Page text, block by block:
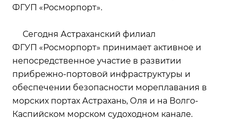
ФГУП «Росморпорт».
Сегодня Астраханский филиал
ФГУП «Росморпорт» принимает активное и
непосредственное участие в развитии
прибрежно-портовой инфраструктуры и
обеспечении безопасности мореплавания в
морских портах Астрахань, Оля и на Волго-
Каспийском морском судоходном канале.